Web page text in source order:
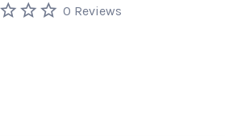
0 Reviews